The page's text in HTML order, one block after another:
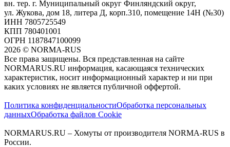
вн. тер. г. Муниципальный округ Финляндский округ,
ул. Жукова, дом 18, литера Д, корп.310, помещение 14Н (№30)
ИНН 7805725549
КПП 780401001
ОГРН 1187847100099
2026 © NORMA-RUS
Все права защищены. Вся представленная на сайте
NORMARUS.RU информация, касающаяся технических
характеристик, носит информационный характер и ни при
каких условиях не является публичной оффертой.‍
Политика конфиденциальностиОбработка персональных
данныхОбработка файлов Cookie
NORMARUS.RU – Хомуты от производителя NORMA-RUS в
России.